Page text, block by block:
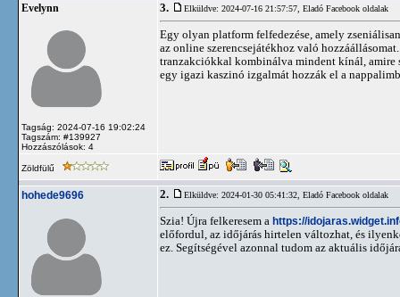
Evelynn
Tagság: 2024-07-16 19:02:24
Tagszám: #139927
Hozzászólások: 4
3. Elküldve: 2024-07-16 21:57:57, Eladó Facebook oldalak
Egy olyan platform felfedezése, amely
az online szerencsejátékhoz való
tranzakciókkal kombinálva mindent kínál, amire
egy igazi kaszinó izgalmát hozzák el a
Zöldfülű
hohede9696 2. Elküldve: 2024-01-30 05:41:32, Eladó Facebook oldalak
Szia! Újra felkeresem a https://
előfordul, az időjárás hirtelen változhat, és
ez. Segítségével azonnal tudom az aktuális